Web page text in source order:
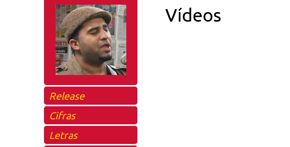
Release
Cifras
Letras
Vídeos